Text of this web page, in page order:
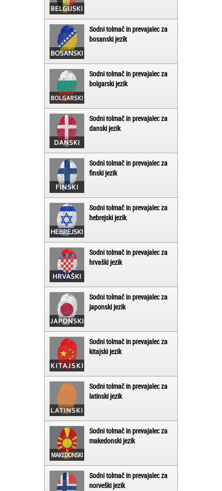
Sodni tolmač in prevajalec za
bosanski jezik
Sodni tolmač in prevajalec za
bolgarski jezik
Sodni tolmač in prevajalec za
danski jezik
Sodni tolmač in prevajalec za
finski jezik
Sodni tolmač in prevajalec za
hebrejski jezik
Sodni tolmač in prevajalec za
hrvaški jezik
Sodni tolmač in prevajalec za
japonski jezik
Sodni tolmač in prevajalec za
kitajski jezik
Sodni tolmač in prevajalec za
latinski jezik
Sodni tolmač in prevajalec za
makedonski jezik
Sodni tolmač in prevajalec za
norveški jezik